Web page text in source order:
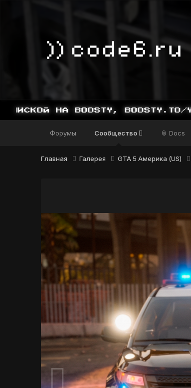
Форумы Сообщество 📎 Docs
Главная Галерея GTA 5 Америка (US)